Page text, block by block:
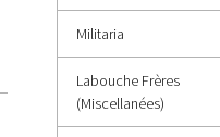
Militaria
Labouche Frères
(Miscellanées)